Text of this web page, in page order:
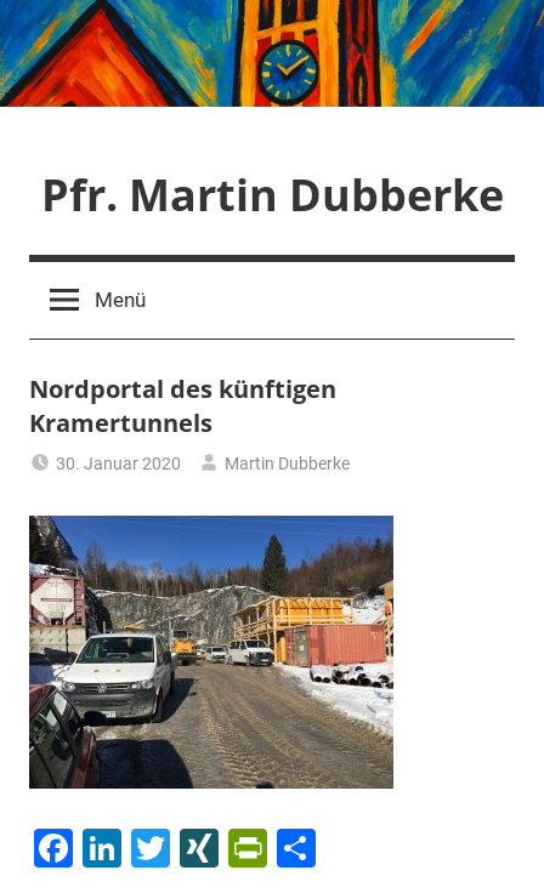
Zum
Inhalt
springen
Pfr. Martin Dubberke
Menü
Nordportal des künftigen
Kramertunnels
30. Januar 2020 Martin Dubberke
Facebook
LinkedIn
Twitter
XINGPrintFriendly